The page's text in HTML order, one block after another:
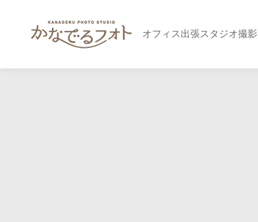
オフィス出張スタジオ撮影